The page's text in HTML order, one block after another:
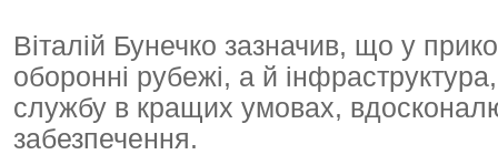
Віталій Бунечко зазначив, що у
оборонні рубежі, а й
службу в кращих умовах,
забезпечення.